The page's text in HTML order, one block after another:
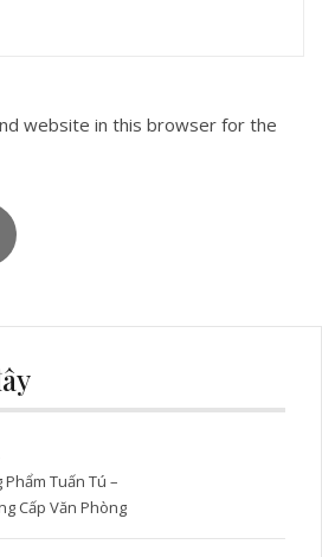
website in this browser for the
Tuấn Tú –
Cấp Văn Phòng
và Chất Lượng